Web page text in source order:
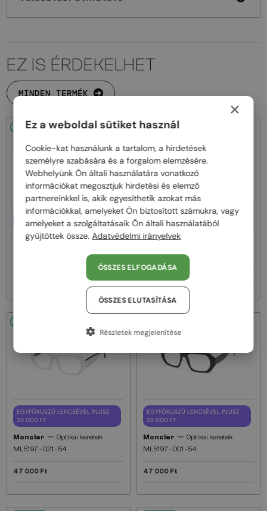
EZ IS ÉRDEKELHET
MINDEN TERMÉK
48/72
EGYFÓKUSZÚ LENCSÉVEL PLUSZ
25 000 FT
Moncler — Optikai keretek
48/72
EGYFÓKUSZÚ LENCSÉVEL PLUSZ
25 000 FT
Moncler—
ML5202 - 036 - 56
EGYFÓKUSZÚ LENCSÉVEL PLUSZ
25 000 FT
Moncler — Optikai keretek
ML5197 - 021 - 54
47 000 Ft
EGYFÓKUSZÚ LENCSÉVEL PLUSZ
25 000 FT
Moncler — Optikai keretek
ML5197 - 001 - 54
47 000 Ft
×
Ez a weboldal sütiket használ
Cookie-kat használunk a tartalom, a hirdetések
személyre szabására és a forgalom elemzésére.
Webhelyünk Ön általi használatára vonatkozó
információkat megosztjuk hirdetési és elemző
partnereinkkel is, akik egyesíthetik azokat más
információkkal, amelyeket Ön biztosított számukra, vagy
amelyeket a szolgáltatásaik Ön általi használatából
gyűjtöttek össze.Adatvédelmi irányelvek
ÖSSZES ELFOGADÁSA
ÖSSZES ELUTASÍTÁSA
Részletek megjelenítése